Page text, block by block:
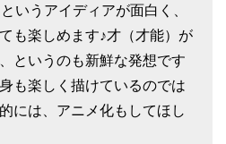
いうアイディアが面白く、
も楽しめます♪才（才能）が
というのも新鮮な発想です
も楽しく描けているのでは
には、アニメ化もしてほし